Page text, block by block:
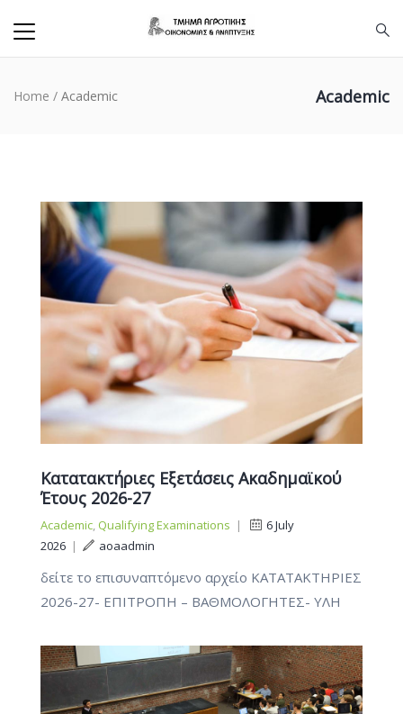
Academic
Home / Academic
Κατατακτήριες Εξετάσεις Ακαδημαϊκού
Έτους 2026-27
Academic Qualifying Examinations |
6 July
2026 | aoaadmin
δείτε το επισυναπτόμενο αρχείο ΚΑΤΑΤΑΚΤΗΡΙΕΣ
2026-27- ΕΠΙΤΡΟΠΗ – ΒΑΘΜΟΛΟΓΗΤΕΣ- ΥΛΗ